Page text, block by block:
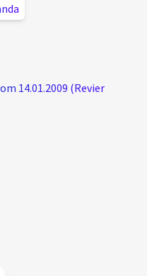
14.01.2009 (Revier